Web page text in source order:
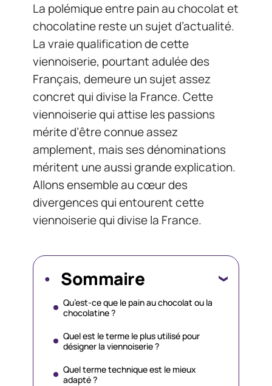
La polémique entre pain au chocolat et
chocolatine reste un sujet d’actualité.
La vraie qualification de cette
viennoiserie, pourtant adulée des
Français, demeure un sujet assez
concret qui divise la France. Cette
viennoiserie qui attise les passions
mérite d’être connue assez
amplement, mais ses dénominations
méritent une aussi grande explication.
Allons ensemble au cœur des
divergences qui entourent cette
viennoiserie qui divise la France.
Sommaire
Qu’est-ce que le pain au chocolat ou la
chocolatine ?
Quel est le terme le plus utilisé pour
désigner la viennoiserie ?
Quel terme technique est le mieux
adapté ?